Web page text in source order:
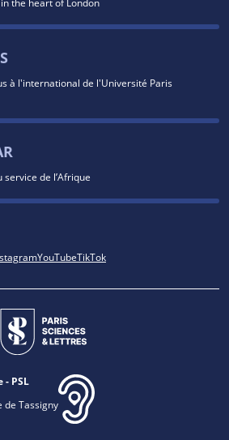
à l'international de l'Université Paris
service de l’Afrique
YouTubeTikTok
PSL
de Tassigny